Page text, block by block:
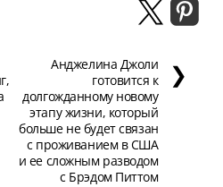
Анджелина Джоли
готовится к
долгожданному новому
этапу жизни, который
больше не будет связан
с проживанием в США
и ее сложным разводом
с Брэдом Питтом
❯